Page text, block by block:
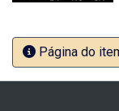
Página do